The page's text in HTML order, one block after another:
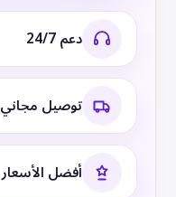
دعم 24/7
توصيل مجاني
أفضل الأسعار